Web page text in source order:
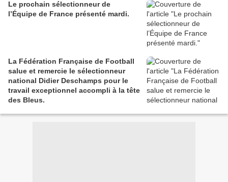
Le prochain sélectionneur de
l’Équipe de France présenté mardi.
La Fédération Française de Football
salue et remercie le sélectionneur
national Didier Deschamps pour le
travail exceptionnel accompli à la tête
des Bleus.